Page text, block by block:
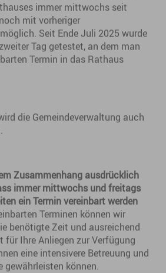
2033 ORTSPLAN
RATHAUS 24/7
immer mittwochs seit
mit vorheriger
Seit Ende Juli 2025 wurde
Tag getestet, an dem man
Termin in das Rathaus
die Gemeindeverwaltung auch
Zusammenhang ausdrücklich
immer mittwochs und freitags
ein Termin vereinbart werden
Terminen können wir
benötigte Zeit und ausreichend
für Ihre Anliegen zur Verfügung
eine intensivere Betreuung und
gewährleisten können.